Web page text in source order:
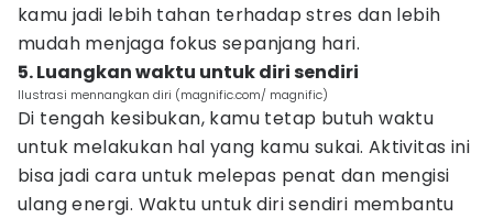
kamu jadi lebih tahan terhadap stres dan lebih
mudah menjaga fokus sepanjang hari.
5. Luangkan waktu untuk diri sendiri
Ilustrasi mennangkan diri (magnific.com/ magnific)
Di tengah kesibukan, kamu tetap butuh waktu
untuk melakukan hal yang kamu sukai. Aktivitas ini
bisa jadi cara untuk melepas penat dan mengisi
ulang energi. Waktu untuk diri sendiri membantu